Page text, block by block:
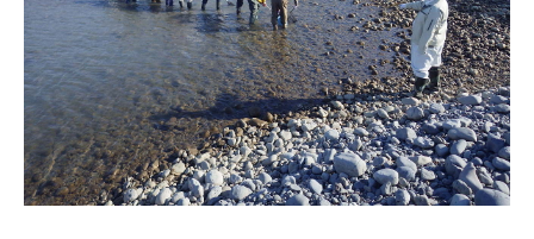
協力会社の皆様へ
お問い合わせ
サイトマップ
事業内容